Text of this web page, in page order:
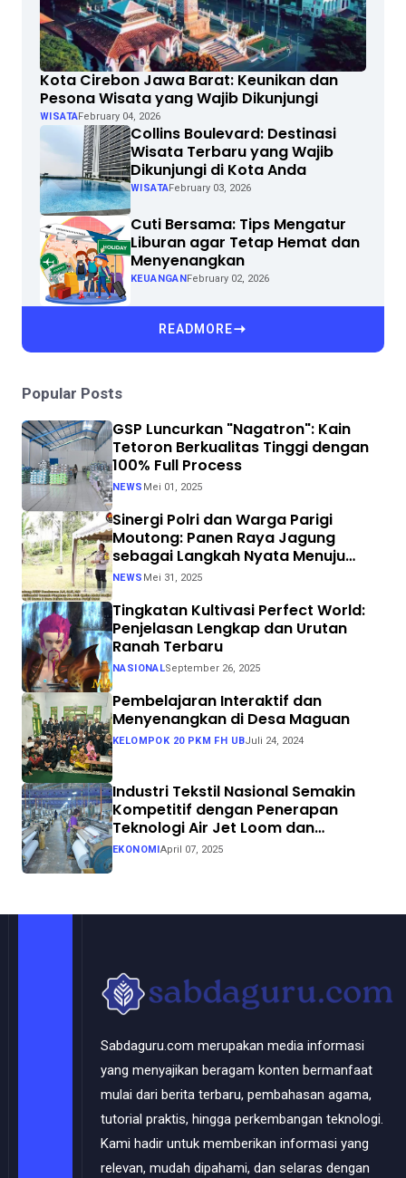
Kota Cirebon Jawa Barat: Keunikan dan
Pesona Wisata yang Wajib Dikunjungi
WISATAFebruary 04, 2026
Collins Boulevard: Destinasi
Wisata Terbaru yang Wajib
Dikunjungi di Kota Anda
WISATAFebruary 03, 2026
Cuti Bersama: Tips Mengatur
Liburan agar Tetap Hemat dan
Menyenangkan
KEUANGANFebruary 02, 2026
READMORE
Popular Posts
GSP Luncurkan "Nagatron": Kain
Tetoron Berkualitas Tinggi dengan
100% Full Process
NEWS Mei 01, 2025
Sinergi Polri dan Warga Parigi
Moutong: Panen Raya Jagung
sebagai Langkah Nyata Menuju
Swasembada Pangan
NEWS Mei 31, 2025
Tingkatan Kultivasi Perfect World:
Penjelasan Lengkap dan Urutan
Ranah Terbaru
NASIONALSeptember 26, 2025
Pembelajaran Interaktif dan
Menyenangkan di Desa Maguan
KELOMPOK 20 PKM FH UBJuli 24, 2024
Industri Tekstil Nasional Semakin
Kompetitif dengan Penerapan
Teknologi Air Jet Loom dan
Continuous Dyeing di CV. Garuda
Solo Perkasa
EKONOMIApril 07, 2025
Sabdaguru.com merupakan media informasi
yang menyajikan beragam konten bermanfaat
mulai dari berita terbaru, pembahasan agama,
tutorial praktis, hingga perkembangan teknologi.
Kami hadir untuk memberikan informasi yang
relevan, mudah dipahami, dan selaras dengan